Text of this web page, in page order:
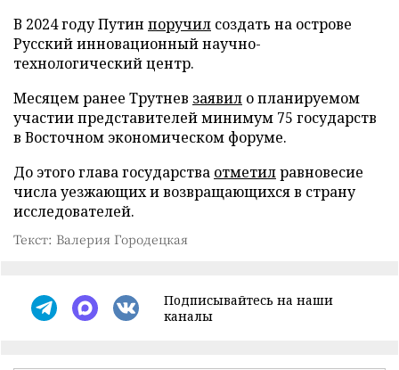
В 2024 году Путин поручил создать на острове
Русский инновационный научно-
технологический центр.
Месяцем ранее Трутнев заявил о планируемом
участии представителей минимум 75 государств
в Восточном экономическом форуме.
До этого глава государства отметилравновесие
числа уезжающих и возвращающихся в страну
исследователей.
Текст: Валерия Городецкая
Подписывайтесь на наши
каналы